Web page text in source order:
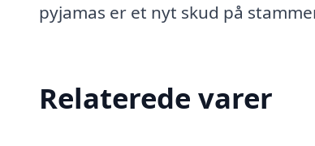
pyjamas er et nyt skud på
Relaterede varer